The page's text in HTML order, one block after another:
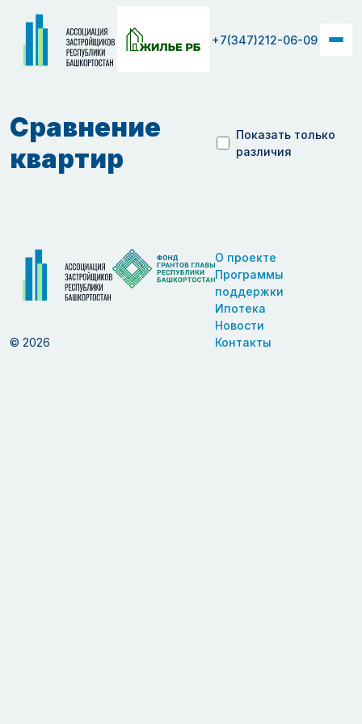
+7(347)212-06-09
Сравнение
квартир
Показать только
различия
© 2026
О проекте
Программы
поддержки
Ипотека
Новости
Контакты